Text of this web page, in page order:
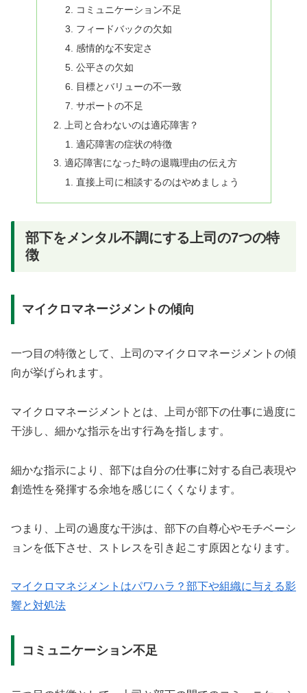
コミュニケーション不足
フィードバックの欠如
感情的な不安定さ
公平さの欠如
目標とバリューの不一致
サポートの不足
上司と合わないのは適応障害？
適応障害の症状の特徴
適応障害になった時の退職理由の伝え方
直接上司に相談するのはやめましょう
部下をメンタル不調にする上司の7つの特
徴
マイクロマネージメントの傾向
一つ目の特徴として、上司のマイクロマネージメントの傾
向が挙げられます。
マイクロマネージメントとは、上司が部下の仕事に過度に
干渉し、細かな指示を出す行為を指します。
細かな指示により、部下は自分の仕事に対する自己表現や
創造性を発揮する余地を感じにくくなります。
つまり、上司の過度な干渉は、部下の自尊心やモチベーシ
ョンを低下させ、ストレスを引き起こす原因となります。
マイクロマネジメントはパワハラ？部下や組織に与える影
響と対処法
コミュニケーション不足